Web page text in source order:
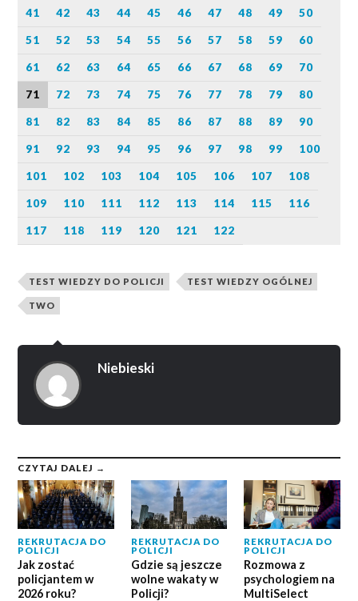
41 42 43 44 45 46 47 48 49 50
51 52 53 54 55 56 57 58 59 60
61 62 63 64 65 66 67 68 69 70
71 72 73 74 75 76 77 78 79 80
81 82 83 84 85 86 87 88 89 90
91 92 93 94 95 96 97 98 99 100
101 102 103 104 105 106 107 108
109 110 111 112 113 114 115 116
117 118 119 120 121 122
TEST WIEDZY DO POLICJI TEST WIEDZY OGÓLNEJ
TWO
Niebieski
CZYTAJ DALEJ →
REKRUTACJA DO
POLICJI
Jak zostać
policjantem w
2026 roku?
REKRUTACJA DO
POLICJI
Gdzie są jeszcze
wolne wakaty w
Policji?
REKRUTACJA DO
POLICJI
Rozmowa z
psychologiem na
MultiSelect